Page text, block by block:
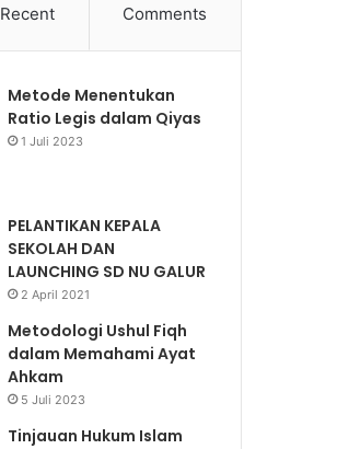
Recent Comments
Metode Menentukan
Ratio Legis dalam Qiyas
1 Juli 2023
PELANTIKAN KEPALA
SEKOLAH DAN
LAUNCHING SD NU GALUR
2 April 2021
Metodologi Ushul Fiqh
dalam Memahami Ayat
Ahkam
5 Juli 2023
Tinjauan Hukum Islam